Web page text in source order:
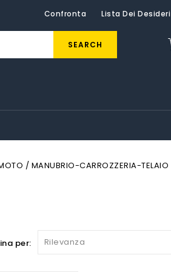
Lista Dei Desideri
Confronta
SEARCH
MANUBRIO-CARROZZERIA-TELAIO
per: Rilevanza